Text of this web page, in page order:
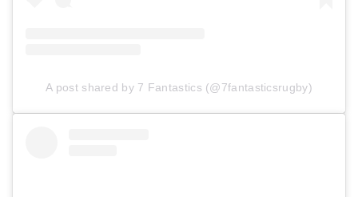
A post shared by 7 Fantastics (@7fantasticsrugby)